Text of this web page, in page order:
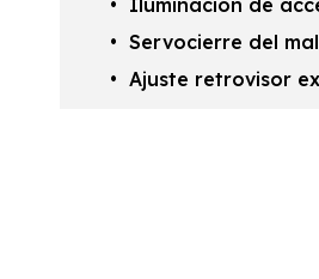
Iluminación de
Servocierre del
Ajuste retrovisor